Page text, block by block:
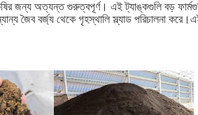
কৃষির জন্য অত্যন্ত গুরুত্বপূর্ণ। এই ট্যাঙ্কগুলি বড়
জৈব বর্জ্য থেকে গৃহস্থালি স্ল্যাড পরিচালনা